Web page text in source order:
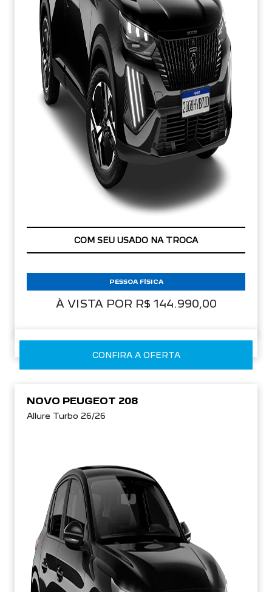
IPVA GRÁTIS
À VISTA POR R$ 144.990,00
PESSOA FÍSICA
CONFIRA A OFERTA
NOVO PEUGEOT 208
Allure Turbo 26/26